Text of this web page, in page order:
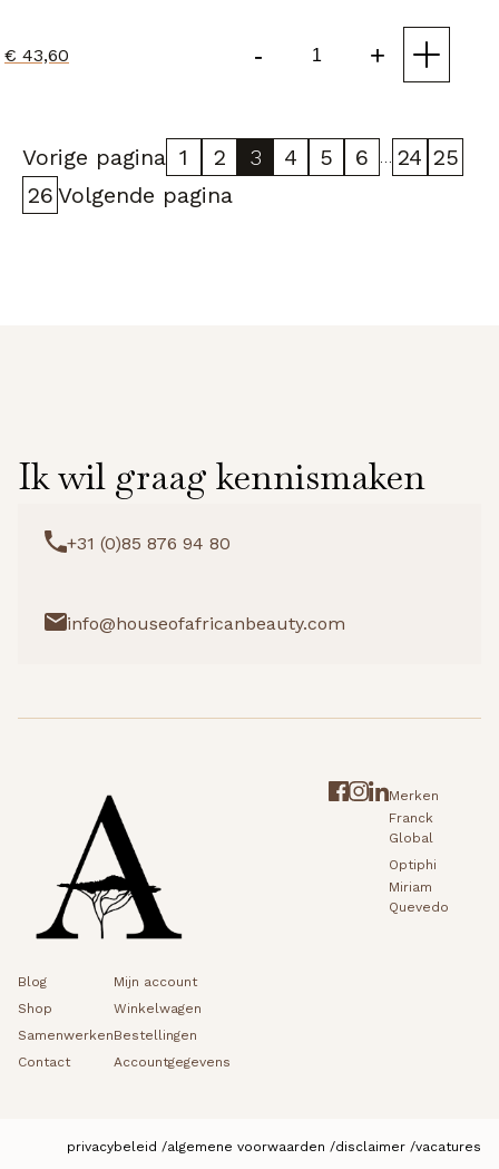
€ 43,60 -
aantal
+
Vorige pagina 1 2 3 4 5 6 … 24 25
26 Volgende pagina
Ik wil graag kennismaken
+31 (0)85 876 94 80
info@houseofafricanbeauty.com
Merken
Franck
Global
Optiphi
Miriam
Quevedo
Blog
Shop
Samenwerken
Contact
Mijn account
Winkelwagen
Bestellingen
Accountgegevens
privacybeleid algemene voorwaarden disclaimer vacatures